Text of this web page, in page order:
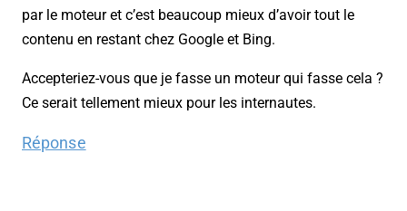
par le moteur et c’est beaucoup mieux d’avoir tout le
contenu en restant chez Google et Bing.
Accepteriez-vous que je fasse un moteur qui fasse cela ?
Ce serait tellement mieux pour les internautes.
Réponse